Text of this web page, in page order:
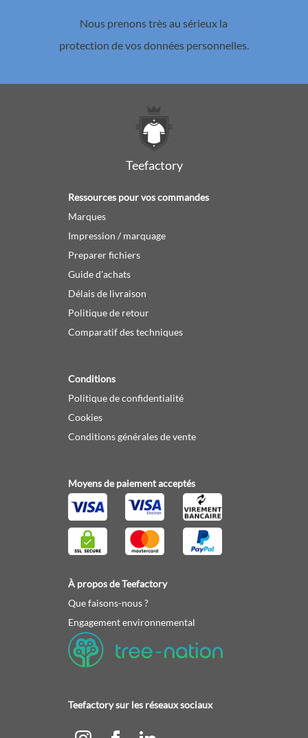
Nous prenons très au sérieux la
protection de vos données personnelles.
Teefactory
Ressources pour vos commandes
Marques
Impression / marquage
Preparer fichiers
Guide d'achats
Délais de livraison
Politique de retour
Comparatif des techniques
Conditions
Politique de confidentialité
Cookies
Conditions générales de vente
Moyens de paiement acceptés
À propos de Teefactory
Que faisons-nous ?
Engagement environnemental
Teefactory sur les réseaux sociaux